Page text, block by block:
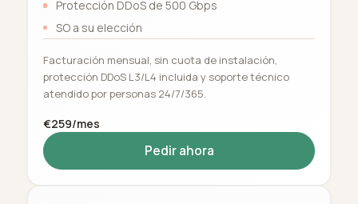
Protección DDoS de 500 Gbps
SO a su elección
Facturación mensual, sin cuota de instalación,
protección DDoS L3/L4 incluida y soporte técnico
atendido por personas 24/7/365.
€259/mes
Pedir ahora